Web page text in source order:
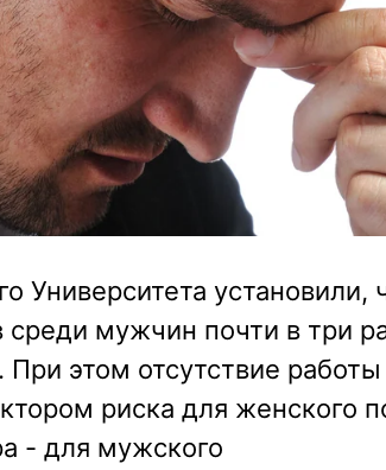
Университета установили,
среди мужчин почти в три
этом отсутствие работы
риска для женского
- для мужского